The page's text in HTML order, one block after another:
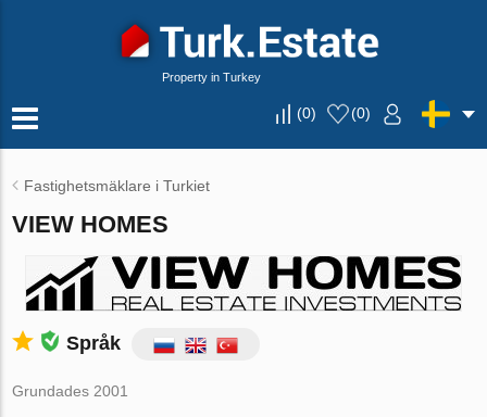
Property in Turkey
(0) (0)
Fastighetsmäklare i Turkiet
VIEW HOMES
Språk
Grundades 2001